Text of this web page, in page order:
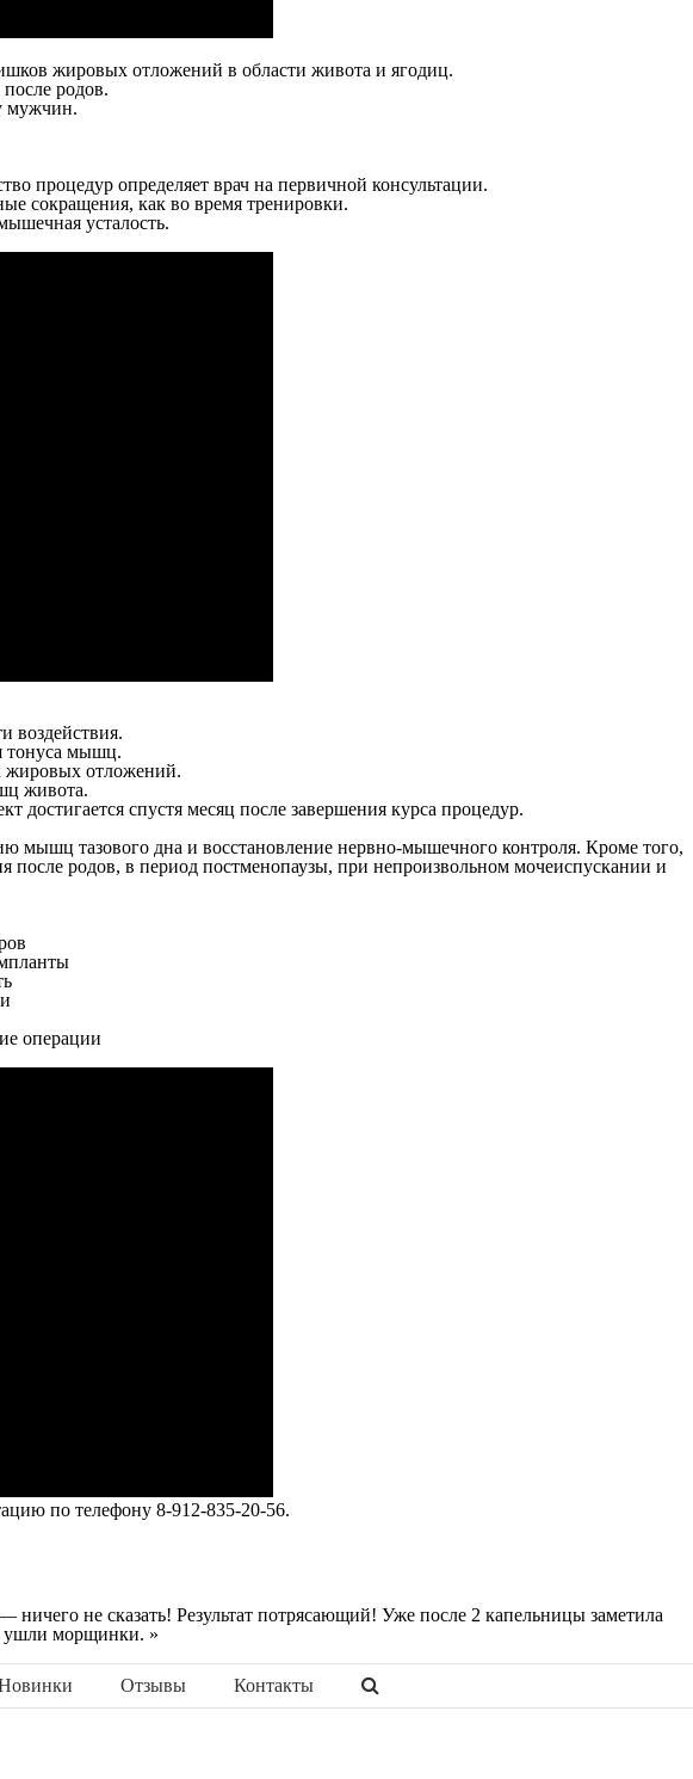
жировых отложений в области живота и ягодиц.
родов.
мужчин.
процедур определяет врач на первичной консультации.
сокращения, как во время тренировки.
усталость.
воздействия.
мышц.
жировых отложений.
живота.
спустя месяц после завершения курса процедур.
мышц тазового дна и восстановление нервно-мышечного контроля. Кроме того,
после родов, в период постменопаузы, при непроизвольном мочеиспускании и
операции
по телефону 8-912-835-20-56.
не сказать! Результат потрясающий! Уже после 2 капельницы заметила
ушли морщинки. »
Отзывы
Контакты